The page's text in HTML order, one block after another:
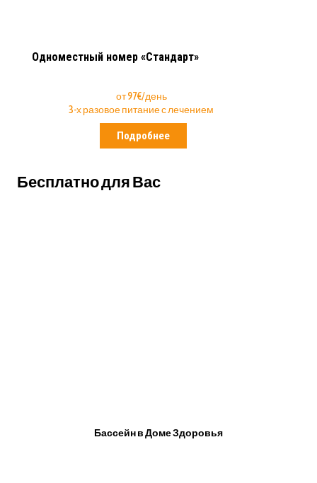
Одноместный номер «Стандарт»
от 97€/день
3-х разовое питание с лечением
Подробнее
Бесплатно для Вас
Бассейн в Доме Здоровья